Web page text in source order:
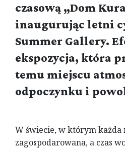
czasową „Dom
inaugurując letni
Summer Gallery.
ekspozycja, która
temu miejscu
odpoczynku i
W świecie, w którym każda
zagospodarowana, a czas